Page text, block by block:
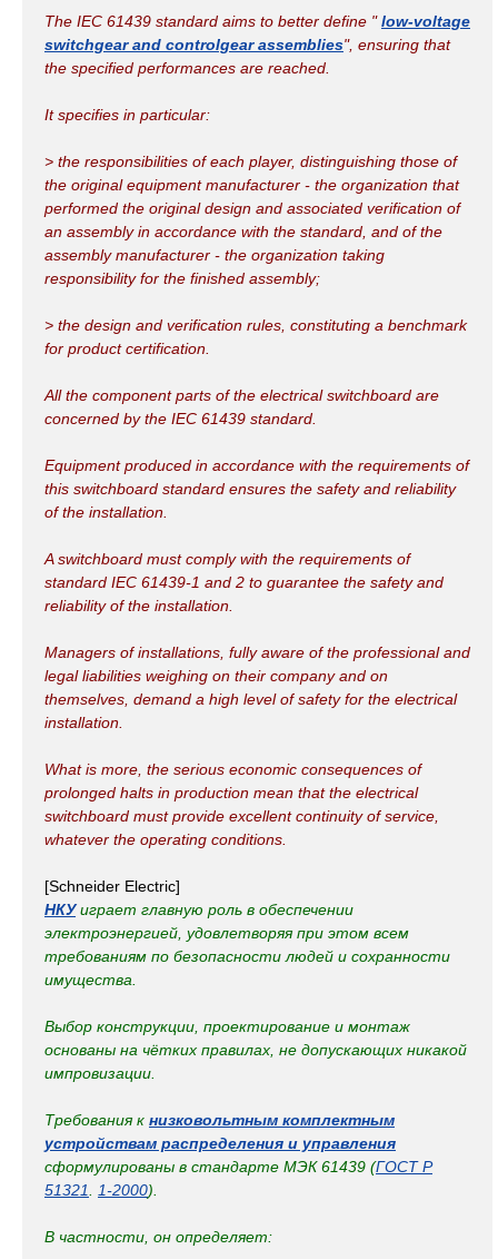
The IEC 61439 standard aims to better define " low-voltage
switchgear and controlgear assemblies", ensuring that
the specified performances are reached.
It specifies in particular:
> the responsibilities of each player, distinguishing those of
the original equipment manufacturer - the organization that
performed the original design and associated verification of
an assembly in accordance with the standard, and of the
assembly manufacturer - the organization taking
responsibility for the finished assembly;
> the design and verification rules, constituting a benchmark
for product certification.
All the component parts of the electrical switchboard are
concerned by the IEC 61439 standard.
Equipment produced in accordance with the requirements of
this switchboard standard ensures the safety and reliability
of the installation.
A switchboard must comply with the requirements of
standard IEC 61439-1 and 2 to guarantee the safety and
reliability of the installation.
Managers of installations, fully aware of the professional and
legal liabilities weighing on their company and on
themselves, demand a high level of safety for the electrical
installation.
What is more, the serious economic consequences of
prolonged halts in production mean that the electrical
switchboard must provide excellent continuity of service,
whatever the operating conditions.
[Schneider Electric]
НКУиграет главную роль в обеспечении
электроэнергией, удовлетворяя при этом всем
требованиям по безопасности людей и сохранности
имущества.
Выбор конструкции, проектирование и монтаж
основаны на чётких правилах, не допускающих никакой
импровизации.
Требования к низковольтным комплектным
устройствам распределения и управления
сформулированы в стандарте МЭК 61439 (ГОСТ Р
51321
1-2000).
В частности, он определяет: